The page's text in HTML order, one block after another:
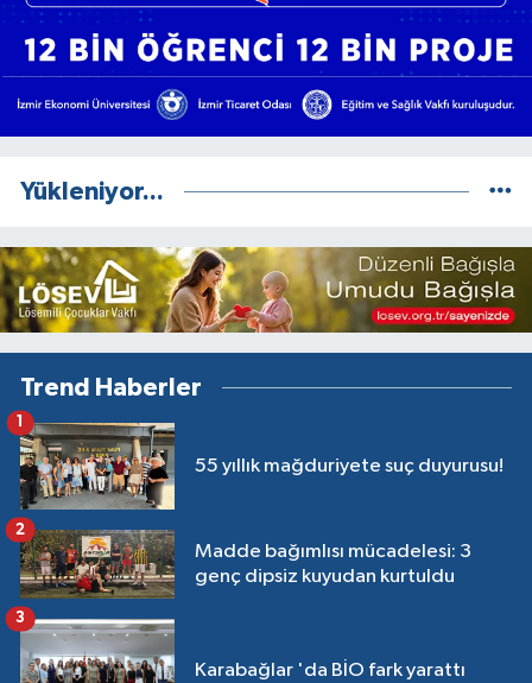
Yükleniyor...
Trend Haberler
55 yıllık mağduriyete suç duyurusu!
1
Madde bağımlısı mücadelesi: 3
genç dipsiz kuyudan kurtuldu
2
Karabağlar 'da BİO fark yarattı
3